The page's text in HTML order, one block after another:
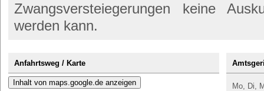
Zwangsversteiegerungen keine
werden kann.
Anfahrtsweg / Karte
Inhalt von maps.google.de anzeigen Mo, Di,